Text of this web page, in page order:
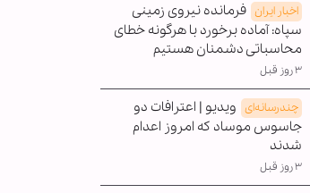
اخبار ایران فرمانده نیروی زمینی
سپاه: آماده برخورد با هرگونه خطای
محاسباتی دشمنان هستیم
۳ روز قبل
چندرسانه‌ای ویدیو | اعترافات دو
جاسوس موساد که امروز اعدام
شدند
۳ روز قبل